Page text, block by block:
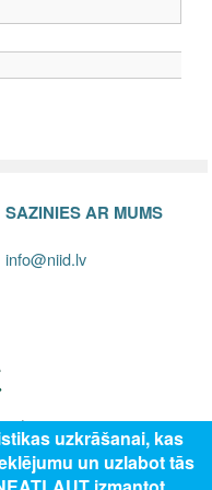
SAZINIES AR MUMS
info@niid.lv
satura visas tiesības
uzkrāšanai, kas
un uzlabot tās